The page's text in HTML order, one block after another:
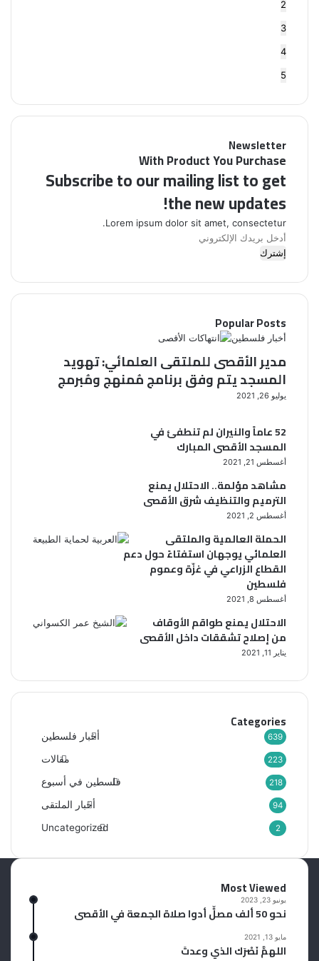
2
3
4
5
Newsletter
With Product You Purchase
Subscribe to our mailing list to get
the new updates!
Lorem ipsum dolor sit amet, consectetur.
أدخل
بريدك
Popular Posts
أخبار فلسطين
مدير الأقصى للملتقى العلمائي: تهويد
المسجد يتم وفق برنامج مُمنهج ومُبرمج
يوليو 26, 2021
52 عاماً والنيران لم تنطفئ في
المسجد الأقصى المبارك
أغسطس 21, 2021
مشاهد مؤلمة.. الاحتلال يمنع
الترميم والتنظيف شرق الأقصى
أغسطس 2, 2021
الحملة العالمية والملتقى
العلمائي يوجهان استفتاءً حول دعم
القطاع الزراعي في غزّة وعموم
فلسطين
أغسطس 8, 2021
الاحتلال يمنع طواقم الأوقاف
من إصلاح تشققات داخل الأقصى
يناير 11, 2021
Categories
أخبار فلسطين 639
مقالات 223
فلسطين في أسبوع 218
أخبار الملتقى 94
Uncategorized 2
Most Viewed
يونيو 23, 2023
نحو 50 ألف مصلٍّ أدوا صلاة الجمعة في الأقصى
مايو 13, 2021
اللهمَّ نَصْرَك الذي وعدتَ